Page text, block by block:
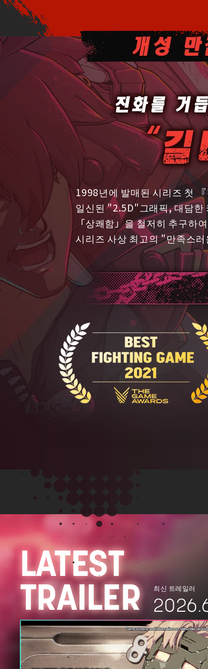
1998년에 발매된 시리즈 첫
일신된 "2.5D"그래픽, 대담한
「상쾌함」을 철저히 추구하
시리즈 사상 최고의 "만족스
LATEST
TRAILER
최신 트레일러